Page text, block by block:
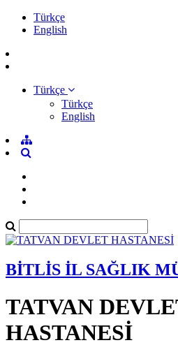
Türkçe
English
Türkçe
Türkçe
English
BİTLİS İL SAĞLIK
TATVAN
HASTANESİ